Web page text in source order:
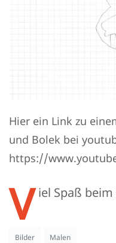
Hier ein Link zu
und Bolek bei
https://
V iel Spaß beim
Bilder Malen